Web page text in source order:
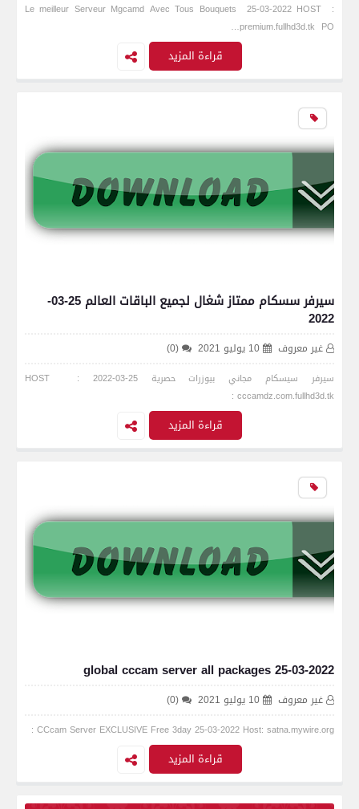
Le meilleur Serveur Mgcamd Avec Tous Bouquets 25-03-2022 HOST :
premium.fullhd3d.tk PO…
قراءة المزيد
سيرفر سسكام ممتاز شغال لجميع الباقات العالم 25-03-
2022
غير معروف 10 يوليو 2021 (0)
سيرفر سيسكام مجاني بيوزرات حصرية 25-03-2022 HOST :
cccamdz.com.fullhd3d.tk :
قراءة المزيد
global cccam server all packages 25-03-2022
غير معروف 10 يوليو 2021 (0)
CCcam Server EXCLUSIVE Free 3day 25-03-2022 Host: satna.mywire.org :
قراءة المزيد